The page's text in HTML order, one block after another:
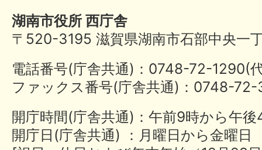
湖南市役所 西庁舎
〒520-3195 滋賀県湖南市石部中央一
電話番号(庁舎共通)：0748-72-
ファックス番号(庁舎共通)：0748-
開庁時間(庁舎共通)：午前9時から午
開庁日(庁舎共通) ：月曜日から金曜日